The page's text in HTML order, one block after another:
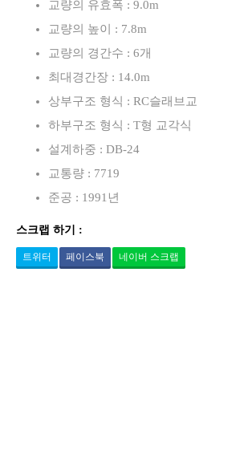
교량의 유효폭 : 9.0m
교량의 높이 : 7.8m
교량의 경간수 : 6개
최대경간장 : 14.0m
상부구조 형식 : RC슬래브교
하부구조 형식 : T형 교각식
설계하중 : DB-24
교통량 : 7719
준공 : 1991년
스크랩 하기 :
트위터 페이스북 네이버 스크랩